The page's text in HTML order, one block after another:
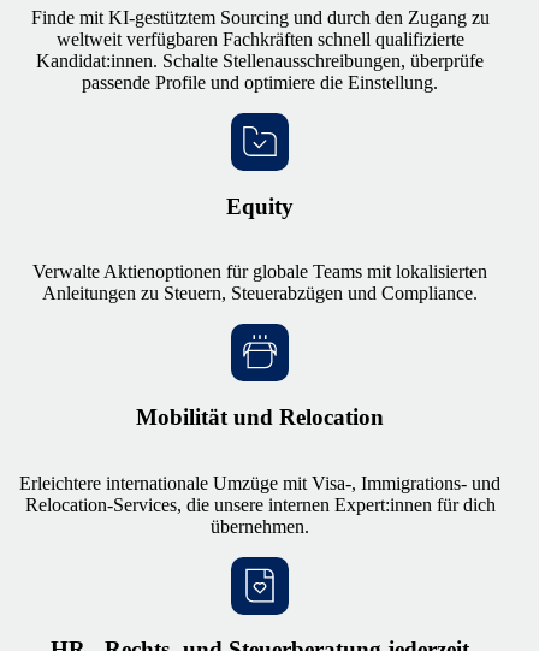
Finde mit KI-gestütztem Sourcing und durch den Zugang zu
weltweit verfügbaren Fachkräften schnell qualifizierte
Kandidat:innen. Schalte Stellenausschreibungen, überprüfe
passende Profile und optimiere die Einstellung.
Equity
Verwalte Aktienoptionen für globale Teams mit lokalisierten
Anleitungen zu Steuern, Steuerabzügen und Compliance.
Mobilität und Relocation
Erleichtere internationale Umzüge mit Visa-, Immigrations- und
Relocation-Services, die unsere internen Expert:innen für dich
übernehmen.